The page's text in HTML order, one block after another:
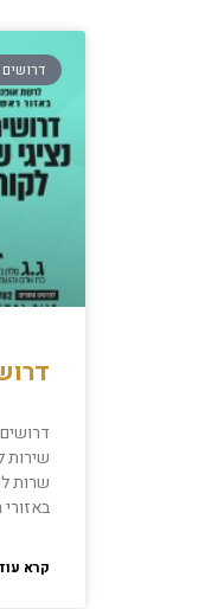
דרושים
שירות
שרות
באזורי
קרא